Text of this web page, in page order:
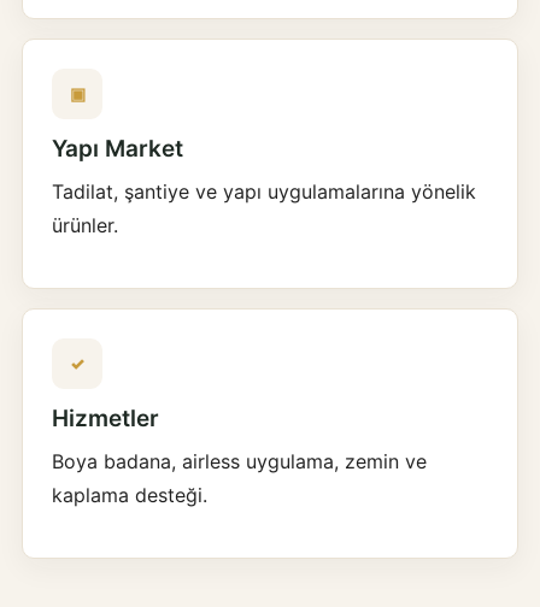
▣
Yapı Market
Tadilat, şantiye ve yapı uygulamalarına yönelik
ürünler.
✓
Hizmetler
Boya badana, airless uygulama, zemin ve
kaplama desteği.